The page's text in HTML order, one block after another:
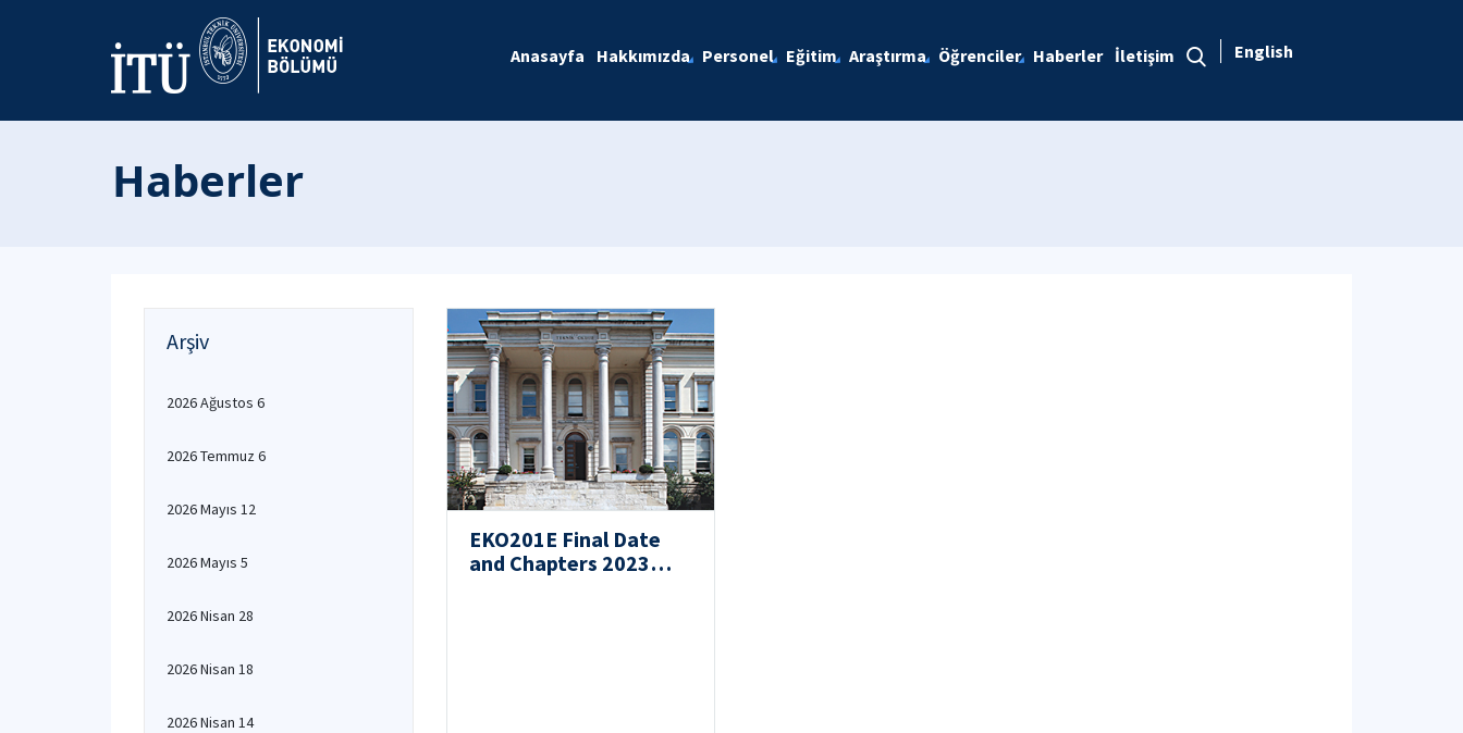
Anasayfa Hakkımızda Personel Eğitim Araştırma Öğrenciler Haberler İletişim English
Haberler
Arşiv
2026 Ağustos 6
2026 Temmuz 6
2026 Mayıs 12
2026 Mayıs 5
2026 Nisan 28
2026 Nisan 18
2026 Nisan 14
EKO201E Final Date
and Chapters 2023